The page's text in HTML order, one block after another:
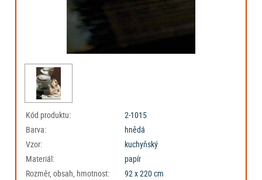
Kód produktu:
2-1015
Barva:
hnědá
Vzor:
kuchyňský
Materiál:
papír
Rozměr, obsah, hmotnost:
92 x 220 cm